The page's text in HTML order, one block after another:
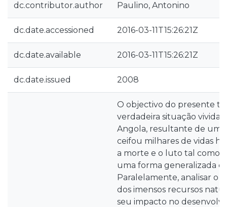
dc.contributor.author Paulino, Antonino
dc.date.accessioned 2016-03-11T15:26:21Z
dc.date.available 2016-03-11T15:26:21Z
dc.date.issued 2008
O objectivo do presente
verdadeira situação vivida
Angola, resultante de
ceifou milhares de vidas
a morte e o luto tal como
uma forma generalizada
Paralelamente, analisar o
dos imensos recursos
seu impacto no